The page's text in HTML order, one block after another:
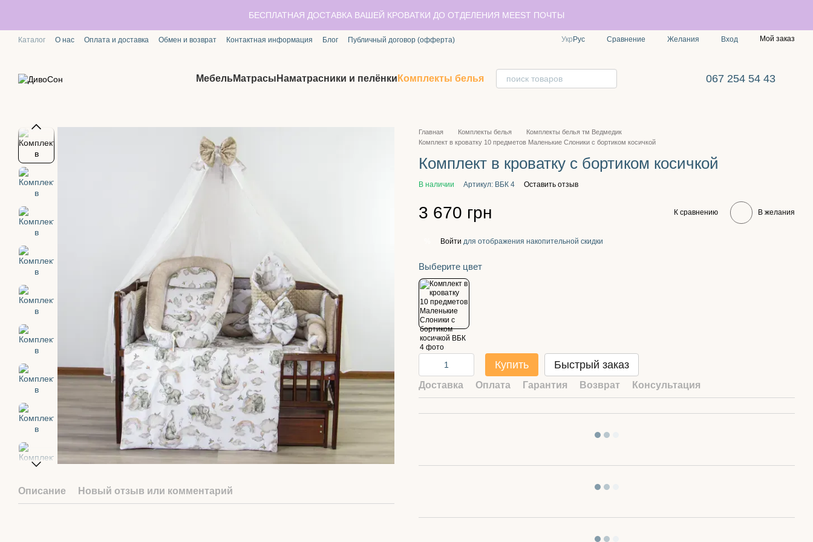
БЕСПЛАТНАЯ ДОСТАВКА ВАШЕЙ КРОВАТКИ ДО ОТДЕЛЕНИЯ MEEST ПОЧТЫ
Каталог О нас Оплата и доставка Обмен и возврат Контактная информация Блог Публичный договор (офферта) Укр Рус Сравнение Желания Вход Мой заказ
МебельМатрасы Наматрасники и пелёнки Комплекты белья 067 254 54 43
Описание Новый отзыв или комментарий
Главная Комплекты белья
Комплекты белья тм Ведмедик
Комплект в кроватку 10 предметов Маленькие Слоники с бортиком косичкой
Комплект в кроватку с бортиком косичкой
В наличии Артикул: ВБК 4 Оставить отзыв
3 670 грн К сравнению В желания
Войти для отображения накопительной скидки
Выберите цвет
Купить Быстрый заказ
Доставка Оплата Гарантия Возврат Консультация